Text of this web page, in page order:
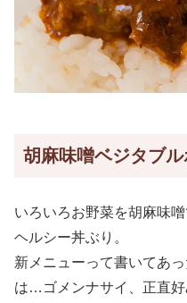
胡麻味噌ベジタブ
いろいろお野菜を胡麻味
ヘルシー丼ぶり。
新メニューって書いてあ
は…ゴメンナサイ、正直